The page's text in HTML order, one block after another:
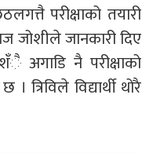
परीक्षाको तयारी
जोशीले जानकारी दिए
अगाडि नै परीक्षाको
त्रिविले विद्यार्थी थोरै